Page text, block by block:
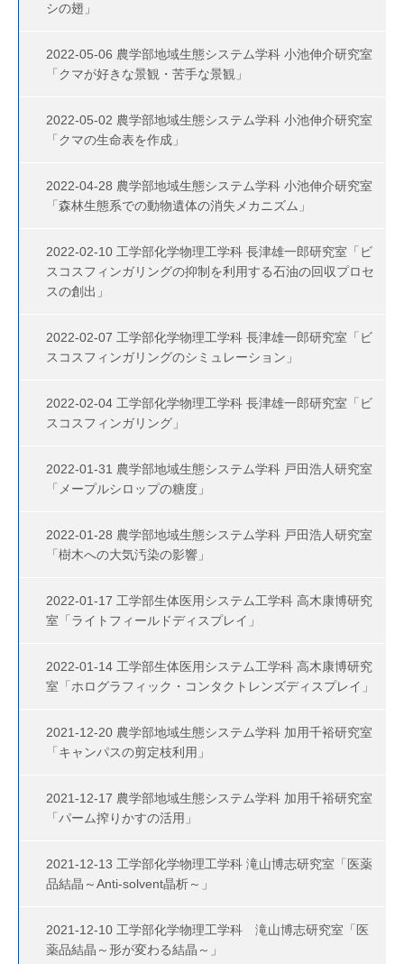
シの翅」
2022-05-06 農学部地域生態システム学科 小池伸介研究室
「クマが好きな景観・苦手な景観」
2022-05-02 農学部地域生態システム学科 小池伸介研究室
「クマの生命表を作成」
2022-04-28 農学部地域生態システム学科 小池伸介研究室
「森林生態系での動物遺体の消失メカニズム」
2022-02-10 工学部化学物理工学科 長津雄一郎研究室「ビ
スコスフィンガリングの抑制を利用する石油の回収プロセ
スの創出」
2022-02-07 工学部化学物理工学科 長津雄一郎研究室「ビ
スコスフィンガリングのシミュレーション」
2022-02-04 工学部化学物理工学科 長津雄一郎研究室「ビ
スコスフィンガリング」
2022-01-31 農学部地域生態システム学科 戸田浩人研究室
「メープルシロップの糖度」
2022-01-28 農学部地域生態システム学科 戸田浩人研究室
「樹木への大気汚染の影響」
2022-01-17 工学部生体医用システム工学科 高木康博研究
室「ライトフィールドディスプレイ」
2022-01-14 工学部生体医用システム工学科 高木康博研究
室「ホログラフィック・コンタクトレンズディスプレイ」
2021-12-20 農学部地域生態システム学科 加用千裕研究室
「キャンパスの剪定枝利用」
2021-12-17 農学部地域生態システム学科 加用千裕研究室
「パーム搾りかすの活用」
2021-12-13 工学部化学物理工学科 滝山博志研究室「医薬
品結晶～Anti-solvent晶析～」
2021-12-10 工学部化学物理工学科 滝山博志研究室「医
薬品結晶～形が変わる結晶～」